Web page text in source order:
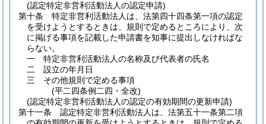
(認定特定非営利活動法人の認定申請)
第十条
特定非営利活動法人は、法第四十四条第一項の認定
を受けようとするときは、規則で定めるところにより、次
に掲げる事項を記載した申請書を知事に提出しなければな
らない。
一
特定非営利活動法人の名称及び代表者の氏名
二
設立の年月日
三
その他規則で定める事項
(平二四条例二四・全改)
(認定特定非営利活動法人の認定の有効期間の更新申請)
第十一条
認定特定非営利活動法人は、法第五十一条第二項